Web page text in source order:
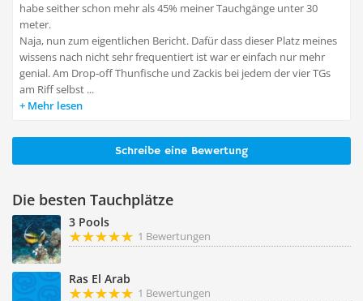
habe seither schon mehr als 45% meiner Tauchgänge unter 30
meter.
Naja, nun zum eigentlichen Bericht. Dafür dass dieser Platz meines
wissens nach nicht sehr frequentiert ist war er einfach nur mehr
genial. Am Drop-off Thunfische und Zackis bei jedem der vier TGs
am Riff selbst ...
Mehr lesen
Schreibe eine Bewertung
Die besten Tauchplätze
3 Pools
1 Bewertungen
Ras El Arab
1 Bewertungen